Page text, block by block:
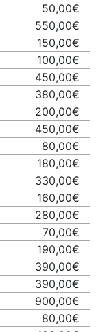
50,00€
550,00€
150,00€
100,00€
450,00€
380,00€
200,00€
450,00€
80,00€
180,00€
330,00€
160,00€
280,00€
70,00€
190,00€
390,00€
390,00€
900,00€
80,00€